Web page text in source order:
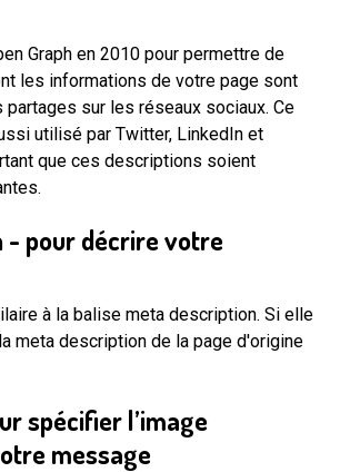
Graph en 2010 pour permettre de
les informations de votre page sont
sur les réseaux sociaux. Ce
utilisé par Twitter, LinkedIn et
que ces descriptions soient
- pour décrire votre
à la balise meta description. Si elle
meta description de la page d'origine
spécifier l’image
message